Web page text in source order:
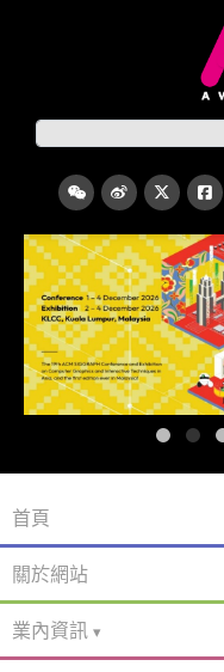
首頁
關於網站
業內資訊